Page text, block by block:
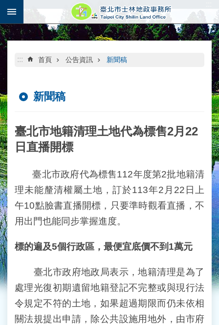
跳到主要內容區塊
::: 首頁 公告資訊 新聞稿
新聞稿
臺北市地籍清理土地代為標售2月22
日直播開標
臺北市政府代為標售112年度第2批地籍清
理未能釐清權屬土地，訂於113年2月22日上
午10點臉書直播開標，只要準時觀看直播，不
用出門也能同步掌握進度。
標的遍及5個行政區，最便宜底價不到1萬元
臺北市政府地政局表示，地籍清理是為了
處理光復初期遺留地籍登記不完整或與現行法
令規定不符的土地，如果超過期限而仍未依相
關法規提出申請，除公共設施用地外，由市府